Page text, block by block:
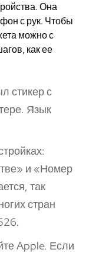
Она
с рук. Чтобы
можно с
как ее
стикер с
Язык
и «Номер
так
стран
Apple. Если